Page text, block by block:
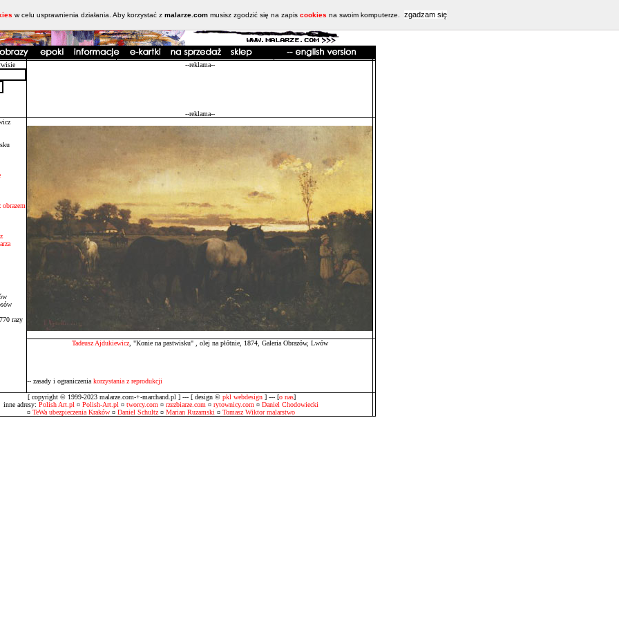
--reklama--
--reklama--
razy
Tadeusz Ajdukiewicz, "Konie na pastwisku" , olej na płótnie, 1874, Galeria Obrazów, Lwów
-- zasady i ograniczenia korzystania z reprodukcji
[ copyright © 1999-2023 malarze.com-+-marchand.pl ] --- [ design © pkl webdesign ] --- [o nas]
inne adresy: Polish Art.pl ¤ Polish-Art.pl ¤ tworcy.com ¤ rzezbiarze.com ¤ rytownicy.com ¤ Daniel Chodowiecki
¤ TeWa ubezpieczenia Kraków¤ Daniel Schultz¤ Marian Ruzamski ¤ Tomasz Wiktor malarstwo
w celu usprawnienia działania. Aby korzystać z malarze.com musisz zgodzić się na zapis cookies na swoim komputerze. zgadzam się